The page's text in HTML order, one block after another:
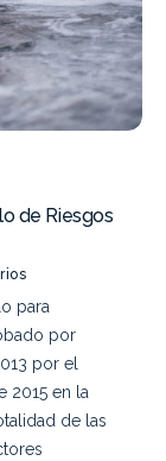
de Riesgos
para
por
por el
2015 en la
de las